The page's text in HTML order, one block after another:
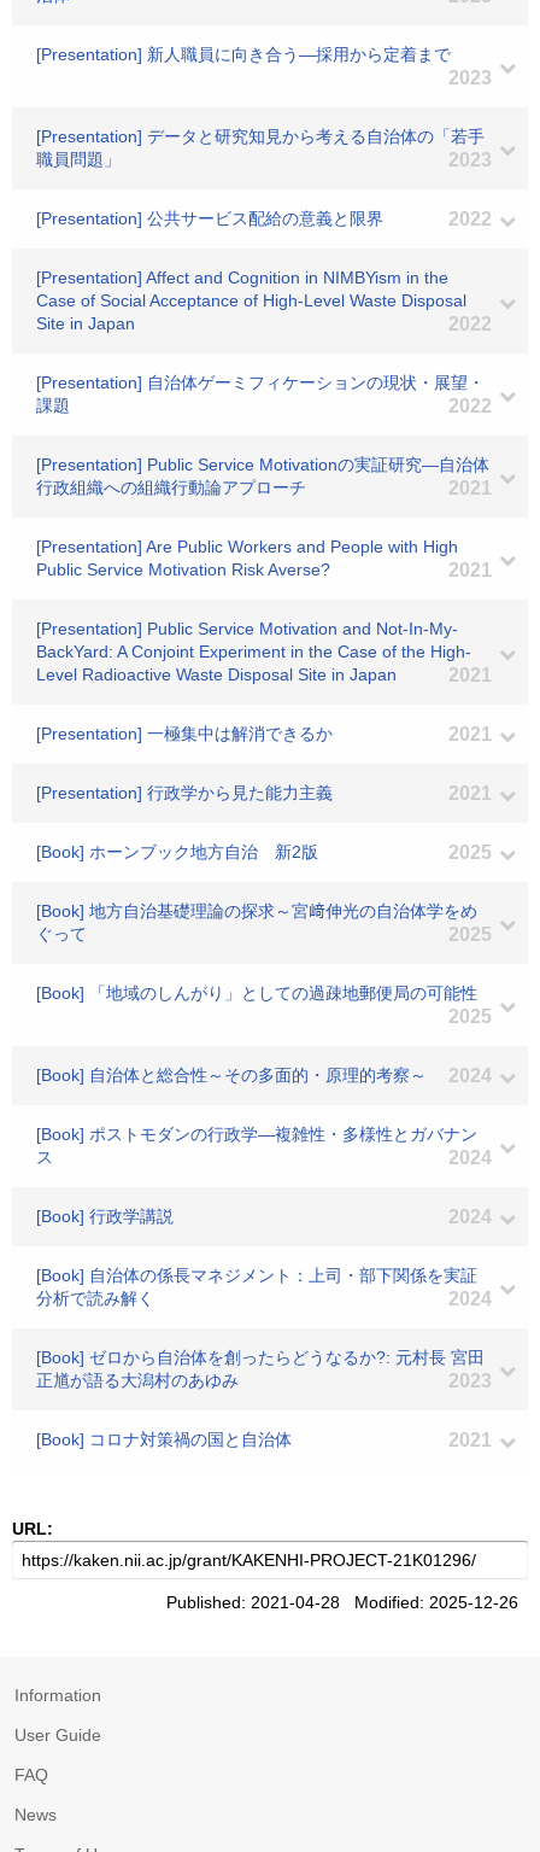
[Presentation] 新人職員に向き合う―採用から定着まで
2023
[Presentation] データと研究知見から考える自治体の「若手
職員問題」
2023
[Presentation] 公共サービス配給の意義と限界 2022
[Presentation] Affect and Cognition in NIMBYism in the
Case of Social Acceptance of High-Level Waste Disposal
Site in Japan
2022
[Presentation] 自治体ゲーミフィケーションの現状・展望・
課題
2022
[Presentation] Public Service Motivationの実証研究―自治体
行政組織への組織行動論アプローチ
2021
[Presentation] Are Public Workers and People with High
Public Service Motivation Risk Averse?
2021
[Presentation] Public Service Motivation and Not-In-My-
BackYard: A Conjoint Experiment in the Case of the High-
Level Radioactive Waste Disposal Site in Japan
2021
[Presentation] 一極集中は解消できるか 2021
[Presentation] 行政学から見た能力主義 2021
[Book] ホーンブック地方自治 新2版 2025
[Book] 地方自治基礎理論の探求～宮﨑伸光の自治体学をめ
ぐって
2025
[Book] 「地域のしんがり」としての過疎地郵便局の可能性
2025
[Book] 自治体と総合性～その多面的・原理的考察～ 2024
[Book] ポストモダンの行政学―複雑性・多様性とガバナン
ス
2024
[Book] 行政学講説 2024
[Book] 自治体の係長マネジメント：上司・部下関係を実証
分析で読み解く
2024
[Book] ゼロから自治体を創ったらどうなるか?: 元村長 宮田
正馗が語る大潟村のあゆみ
2023
[Book] コロナ対策禍の国と自治体 2021
URL:
Published: 2021-04-28 Modified: 2025-12-26
Information
User Guide
FAQ
News